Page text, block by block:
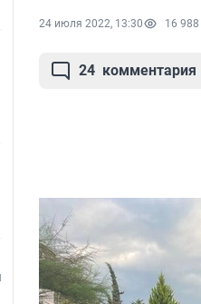
24 июля 2022, 13:30 16 988
24 комментария